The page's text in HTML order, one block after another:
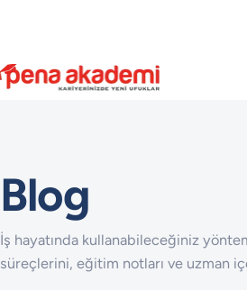
Blog
İş hayatında kullanabileceğiniz
süreçlerini, eğitim notları ve uzman